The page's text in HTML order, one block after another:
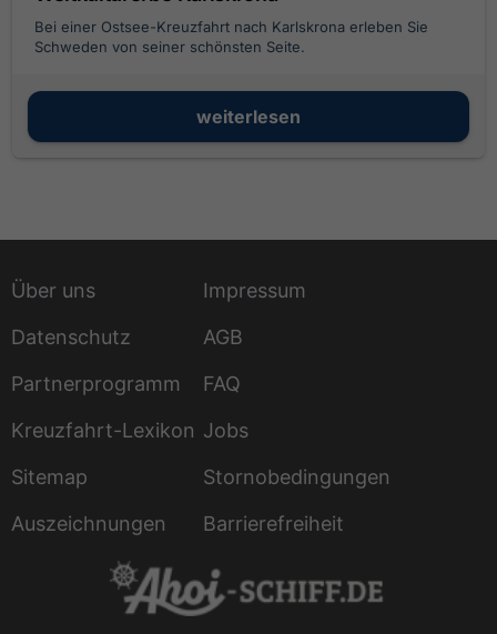
Bei einer Ostsee-Kreuzfahrt nach Karlskrona erleben Sie
Schweden von seiner schönsten Seite.
weiterlesen
Über uns
Impressum
Datenschutz
AGB
Partnerprogramm
FAQ
Kreuzfahrt-Lexikon Jobs
Sitemap
Stornobedingungen
Auszeichnungen
Barrierefreiheit